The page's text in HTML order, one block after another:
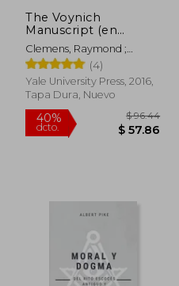
The Voynich
Manuscript (en
Inglés)
Clemens, Raymond ;
Harkness, Deborah E.
(4)
Yale University Press, 2016,
Tapa Dura, Nuevo